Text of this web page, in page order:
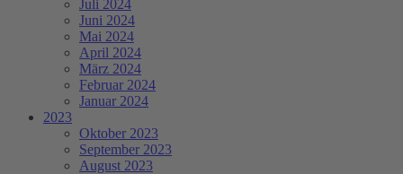
Juli 2024
Juni 2024
Mai 2024
April 2024
März 2024
Februar 2024
Januar 2024
2023
Oktober 2023
September 2023
August 2023